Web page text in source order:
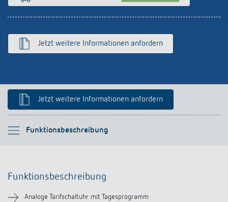
Anfahrt
Jetzt weitere Informationen anfordern
Jetzt weitere Informationen anfordern
Funktionsbeschreibung
Bitte auswählen
Technische Informationen
Funktionsbeschreibung
Analoge Tarifschaltuhr mit Tagesprogramm